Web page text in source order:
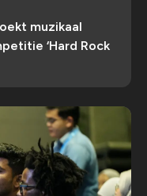
muzikaal
‘Hard Rock